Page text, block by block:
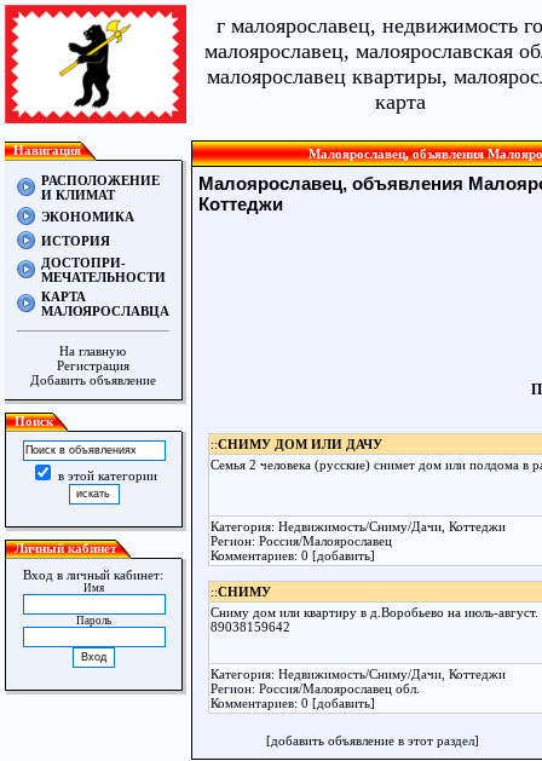
г малоярославец, недвижимость
малоярославец, малоярославская
малоярославец квартиры,
карта
Навигация
РАСПОЛОЖЕНИЕ
И КЛИМАТ
ЭКОНОМИКА
ИСТОРИЯ
ДОСТОПРИ-
МЕЧАТЕЛЬНОСТИ
КАРТА
МАЛОЯРОСЛАВЦА
На главную
Регистрация
Добавить объявление
Поиск
в этой категории
Личный кабинет
Вход в личный кабинет:
Имя
Пароль
Малоярославец, объявления
Малоярославец, объявления
Коттеджи
::СНИМУ ДОМ ИЛИ ДАЧУ
Семья 2 человека (русские) снимет дом или полдома в
Категория: Недвижимость/Сниму/Дачи, Коттеджи
Регион: Россия/Малоярославец
Комментариев: 0 [добавить]
::СНИМУ
Сниму дом или квартиру в д.Воробьево на июль-
89038159642
Категория: Недвижимость/Сниму/Дачи, Коттеджи
Регион: Россия/Малоярославец обл.
Комментариев: 0 [добавить]
[добавить объявление в этот раздел]